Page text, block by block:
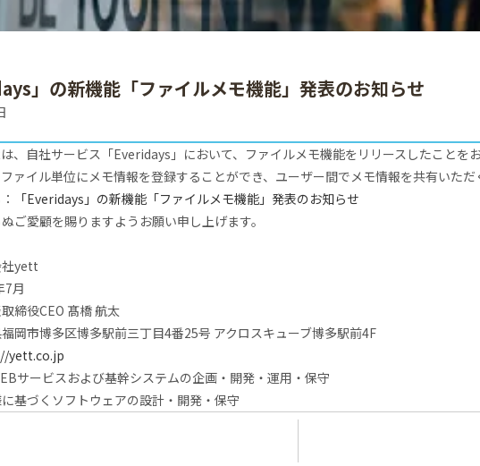
」の新機能「ファイルメモ機能」発表のお知らせ
、自社サービス「Everidays」において、ファイルメモ機能をリリースしたことをお
ァイル単位にメモ情報を登録することができ、ユーザー間でメモ情報を共有いただ
「Everidays」の新機能「ファイルメモ機能」発表のお知らせ
ご愛顧を賜りますようお願い申し上げます。
社yett
7月
締役CEO 髙橋 航太
岡市博多区博多駅前三丁目4番25号 アクロスキューブ博多駅前4F
yett.co.jp
サービスおよび基幹システムの企画・開発・運用・保守
基づくソフトウェアの設計・開発・保守